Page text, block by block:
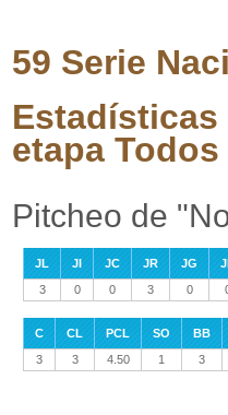
59 Serie
Estadísticas
etapa
Pitcheo de
JL JI JC JR JG
3
0 0 3 0
C CL PCL SO
BB
3
3 4.50 1 3